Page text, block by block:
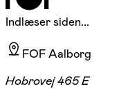
Indlæser siden...
FOF Aalborg
Hobrovej 465 E